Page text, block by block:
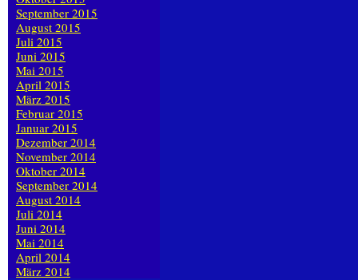
September 2015
August 2015
Juli 2015
Juni 2015
Mai 2015
April 2015
März 2015
Februar 2015
Januar 2015
Dezember 2014
November 2014
Oktober 2014
September 2014
August 2014
Juli 2014
Juni 2014
Mai 2014
April 2014
März 2014